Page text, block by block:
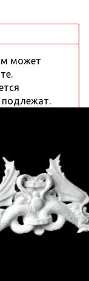
может
подлежат.